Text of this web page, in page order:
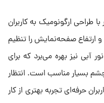
طراحی ارگونومیک به کاربران
ارتفاع صفحه‌نمایش را تنظیم
آبی نیز بهره می‌برد که برای
بسیار مناسب است. انتظار
حرفه‌ای تجربه بهتری از کار